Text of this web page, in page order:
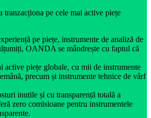
tranzacționa pe cele mai active piețe
pe piețe, instrumente de analiză de
OANDA se mândrește cu faptul că
active piețe globale, cu mii de instrumente
precum și instrumente tehnice de vârf
inutile și cu transparență totală a
zero comisioane pentru instrumentele